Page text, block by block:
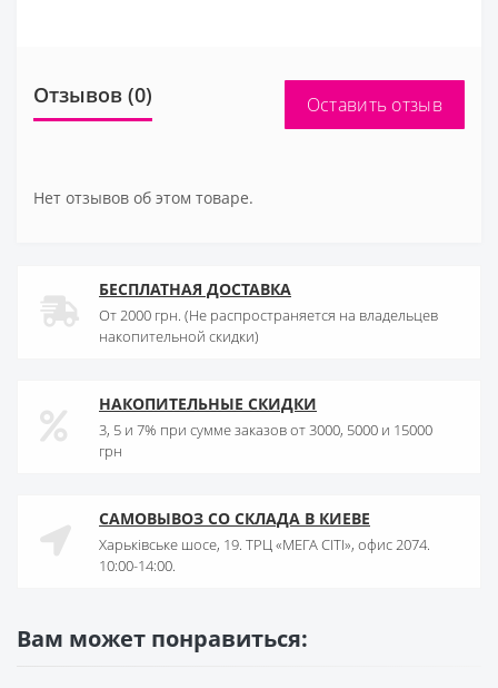
Отзывов (0) Оставить отзыв
Нет отзывов об этом товаре.
БЕСПЛАТНАЯ ДОСТАВКА
От 2000 грн. (Не распространяется на владельцев
накопительной скидки)
НАКОПИТЕЛЬНЫЕ СКИДКИ
3, 5 и 7% при сумме заказов от 3000, 5000 и 15000
грн
САМОВЫВОЗ СО СКЛАДА В КИЕВЕ
Харьківське шосе, 19. ТРЦ «МЕГА СІТІ», офис 2074.
10:00-14:00.
Вам может понравиться: